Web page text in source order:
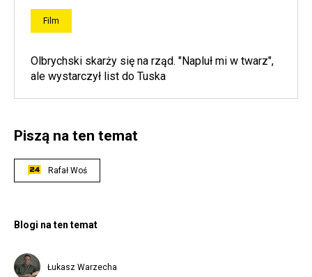
Film
Olbrychski skarży się na rząd. "Napluł mi w twarz",
ale wystarczył list do Tuska
Piszą na ten temat
Rafał Woś
Blogi na ten temat
Łukasz Warzecha